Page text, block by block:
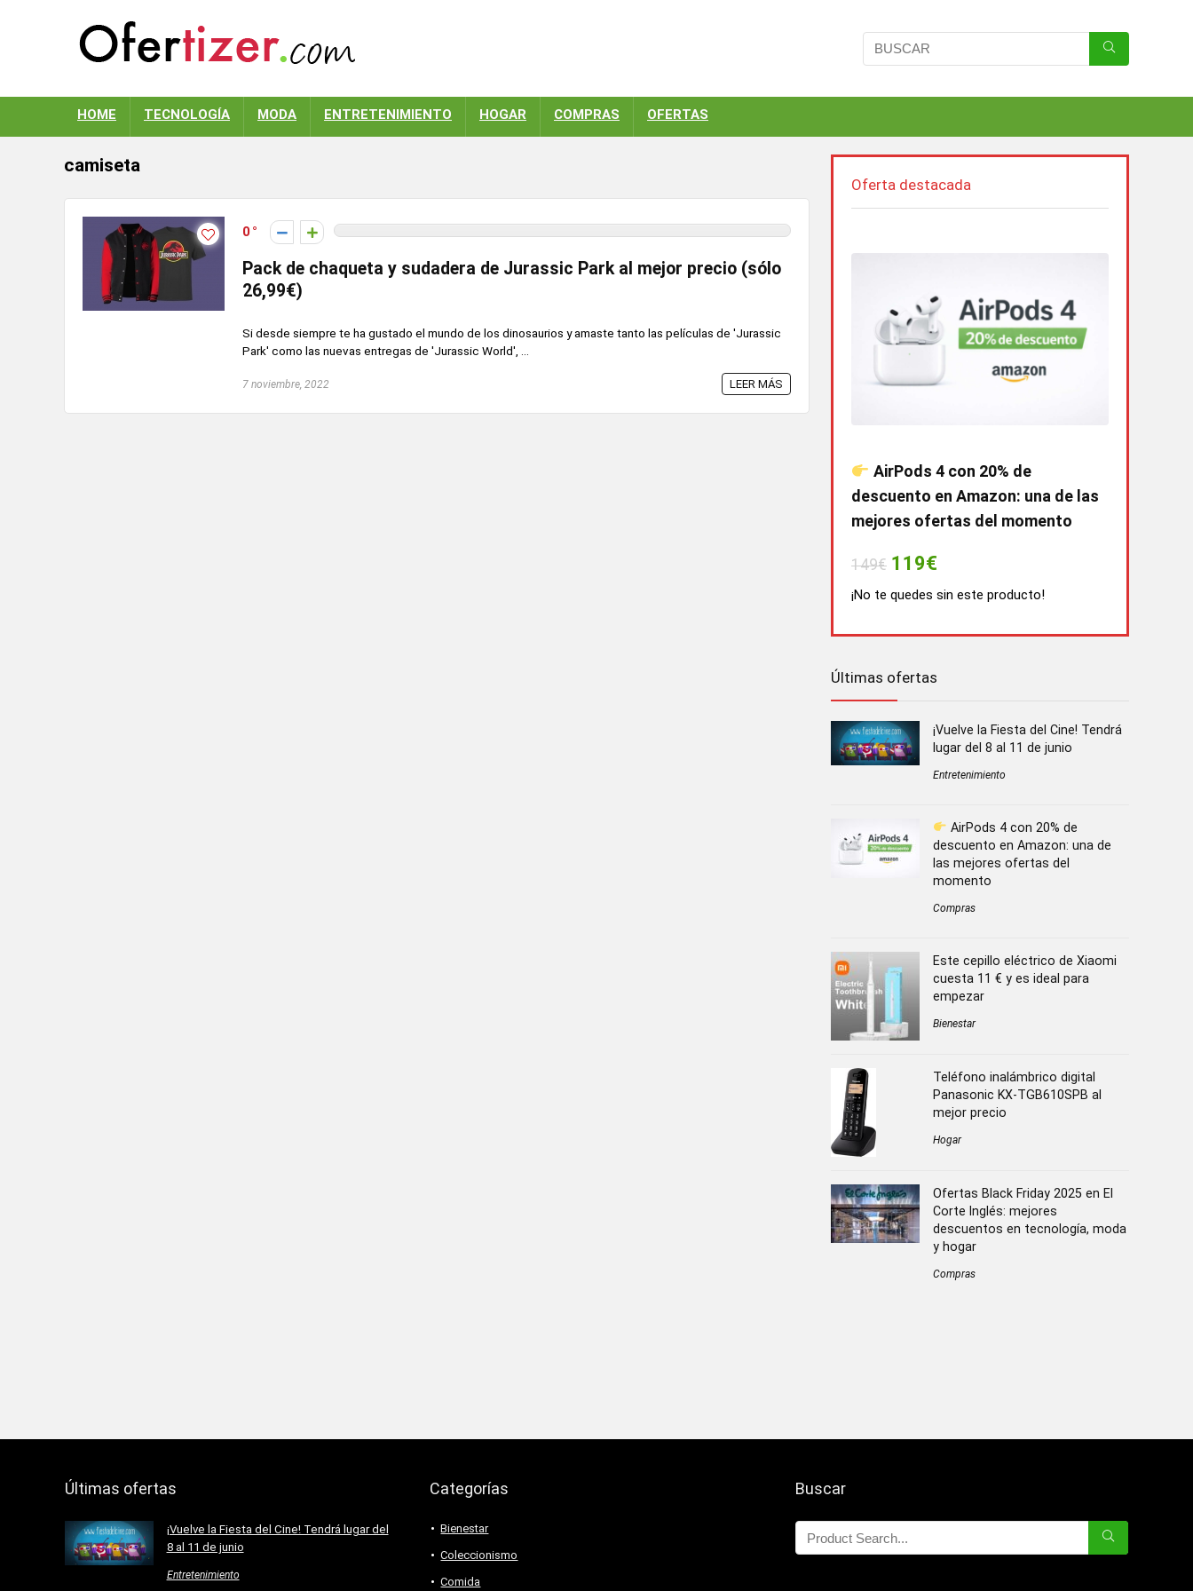
HOME TECNOLOGÍA MODA ENTRETENIMIENTO HOGAR COMPRAS OFERTAS
camiseta
0
Pack de chaqueta y sudadera de Jurassic Park al mejor precio (sólo
26,99€)
Si desde siempre te ha gustado el mundo de los dinosaurios y amaste tanto las películas de 'Jurassic
Park' como las nuevas entregas de 'Jurassic World', ...
7 noviembre, 2022 LEER MÁS
Oferta destacada
AirPods 4 con 20% de
descuento en Amazon: una de las
mejores ofertas del momento
149€ 119€
¡No te quedes sin este producto!
Últimas ofertas
¡Vuelve la Fiesta del Cine! Tendrá
lugar del 8 al 11 de junio
Entretenimiento
AirPods 4 con 20% de
descuento en Amazon: una de
las mejores ofertas del
momento
Compras
Este cepillo eléctrico de Xiaomi
cuesta 11 € y es ideal para
empezar
Bienestar
Teléfono inalámbrico digital
Panasonic KX-TGB610SPB al
mejor precio
Hogar
Ofertas Black Friday 2025 en El
Corte Inglés: mejores
descuentos en tecnología, moda
y hogar
Compras
Últimas ofertas
¡Vuelve la Fiesta del Cine! Tendrá lugar del
8 al 11 de junio
Entretenimiento
Categorías
Bienestar
Coleccionismo
Comida
Buscar